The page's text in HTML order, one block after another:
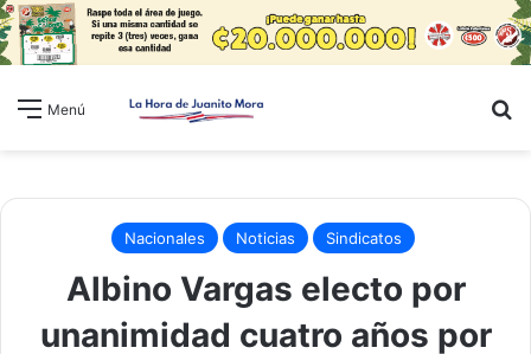
Menú
Nacionales Noticias Sindicatos
Albino Vargas electo por
unanimidad cuatro años por